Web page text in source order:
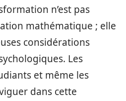
n’est pas
mathématique ; elle
considérations
Les
et même les
dans cette